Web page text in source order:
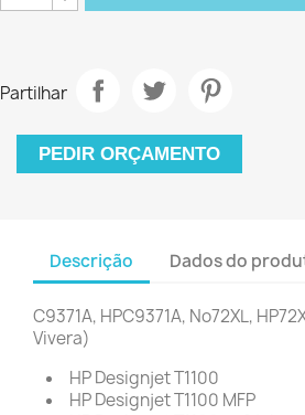
Partilhar
PEDIR ORÇAMENTO
Descrição Dados do
C9371A, HPC9371A, No72XL,
Vivera)
HP Designjet T1100
HP Designjet T1100 MFP